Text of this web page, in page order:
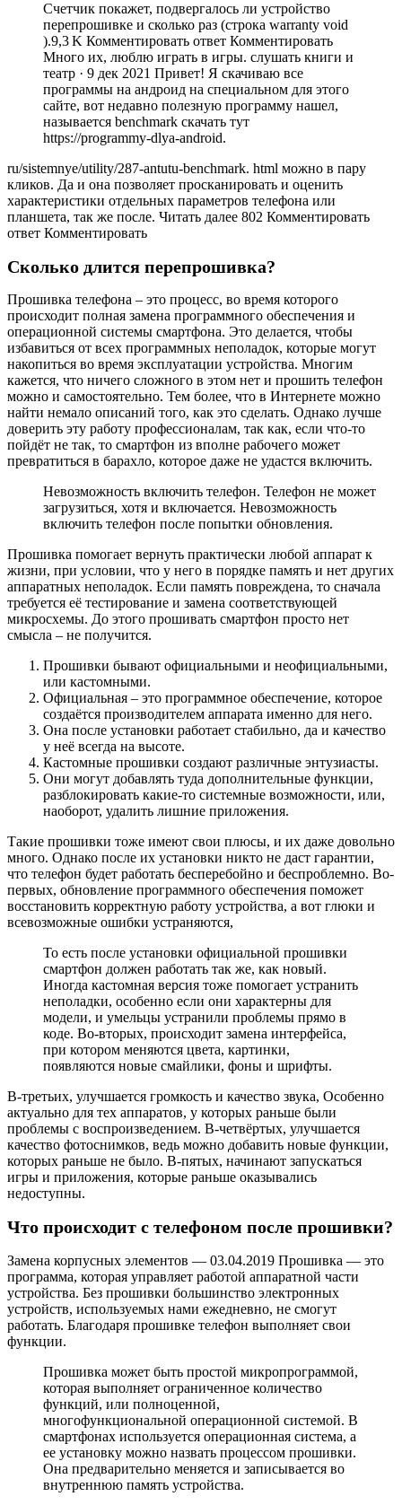
Счетчик покажет, подвергалось ли устройство
перепрошивке и сколько раз (строка warranty void
).9,3 K Комментировать ответ Комментировать
Много их, люблю играть в игры. слушать книги и
театр · 9 дек 2021 Привет! Я скачиваю все
программы на андроид на специальном для этого
сайте, вот недавно полезную программу нашел,
называется benchmark скачать тут
https://programmy-dlya-android.
ru/sistemnye/utility/287-antutu-benchmark. html можно в пару
кликов. Да и она позволяет просканировать и оценить
характеристики отдельных параметров телефона или
планшета, так же после. Читать далее 802 Комментировать
ответ Комментировать
Сколько длится перепрошивка?
Прошивка телефона – это процесс, во время которого
происходит полная замена программного обеспечения и
операционной системы смартфона. Это делается, чтобы
избавиться от всех программных неполадок, которые могут
накопиться во время эксплуатации устройства. Многим
кажется, что ничего сложного в этом нет и прошить телефон
можно и самостоятельно. Тем более, что в Интернете можно
найти немало описаний того, как это сделать. Однако лучше
доверить эту работу профессионалам, так как, если что-то
пойдёт не так, то смартфон из вполне рабочего может
превратиться в барахло, которое даже не удастся включить.
Невозможность включить телефон. Телефон не может
загрузиться, хотя и включается. Невозможность
включить телефон после попытки обновления.
Прошивка помогает вернуть практически любой аппарат к
жизни, при условии, что у него в порядке память и нет других
аппаратных неполадок. Если память повреждена, то сначала
требуется её тестирование и замена соответствующей
микросхемы. До этого прошивать смартфон просто нет
смысла – не получится.
Прошивки бывают официальными и неофициальными,
или кастомными.
Официальная – это программное обеспечение, которое
создаётся производителем аппарата именно для него.
Она после установки работает стабильно, да и качество
у неё всегда на высоте.
Кастомные прошивки создают различные энтузиасты.
Они могут добавлять туда дополнительные функции,
разблокировать какие-то системные возможности, или,
наоборот, удалить лишние приложения.
Такие прошивки тоже имеют свои плюсы, и их даже довольно
много. Однако после их установки никто не даст гарантии,
что телефон будет работать бесперебойно и беспроблемно. Во-
первых, обновление программного обеспечения поможет
восстановить корректную работу устройства, а вот глюки и
всевозможные ошибки устраняются,
То есть после установки официальной прошивки
смартфон должен работать так же, как новый.
Иногда кастомная версия тоже помогает устранить
неполадки, особенно если они характерны для
модели, и умельцы устранили проблемы прямо в
коде. Во-вторых, происходит замена интерфейса,
при котором меняются цвета, картинки,
появляются новые смайлики, фоны и шрифты.
В-третьих, улучшается громкость и качество звука, Особенно
актуально для тех аппаратов, у которых раньше были
проблемы с воспроизведением. В-четвёртых, улучшается
качество фотоснимков, ведь можно добавить новые функции,
которых раньше не было. В-пятых, начинают запускаться
игры и приложения, которые раньше оказывались
недоступны.
Что происходит с телефоном после прошивки?
Замена корпусных элементов — 03.04.2019 Прошивка — это
программа, которая управляет работой аппаратной части
устройства. Без прошивки большинство электронных
устройств, используемых нами ежедневно, не смогут
работать. Благодаря прошивке телефон выполняет свои
функции.
Прошивка может быть простой микропрограммой,
которая выполняет ограниченное количество
функций, или полноценной,
многофункциональной операционной системой. В
смартфонах используется операционная система, а
ее установку можно назвать процессом прошивки.
Она предварительно меняется и записывается во
внутреннюю память устройства.